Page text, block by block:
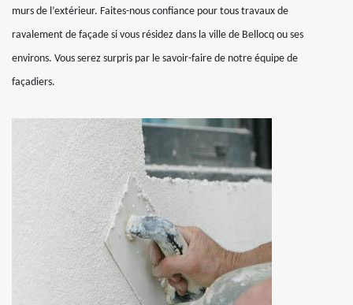
murs de l’extérieur. Faites-nous confiance pour tous travaux de
ravalement de façade si vous résidez dans la ville de Bellocq ou ses
environs. Vous serez surpris par le savoir-faire de notre équipe de
façadiers.